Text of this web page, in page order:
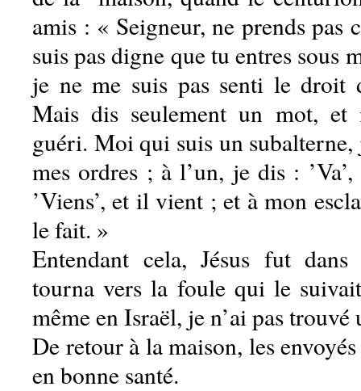
amis : « Seigneur, ne prends pas
suis pas digne que tu entres sous
je ne me suis pas senti le droit
Mais dis seulement un mot, et
guéri. Moi qui suis un subalterne,
mes ordres ; à l’un, je dis :
’Viens’, et il vient ; et à mon
le fait. »
Entendant cela, Jésus fut
tourna vers la foule qui le
même en Israël, je n’ai pas
De retour à la maison, les
en bonne santé.